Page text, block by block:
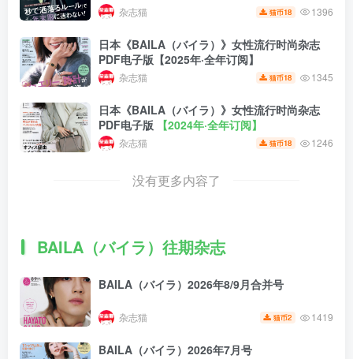
杂志猫 猫币18 1396
日本《BAILA（バイラ）》女性流行时尚杂志
PDF电子版【2025年·全年订阅】
杂志猫 猫币18 1345
日本《BAILA（バイラ）》女性流行时尚杂志
PDF电子版
【2024年·全年订阅】
杂志猫 猫币18 1246
没有更多内容了
BAILA（バイラ）往期杂志
BAILA（バイラ）2026年8/9月合并号
杂志猫 猫币2 1419
BAILA（バイラ）2026年7月号